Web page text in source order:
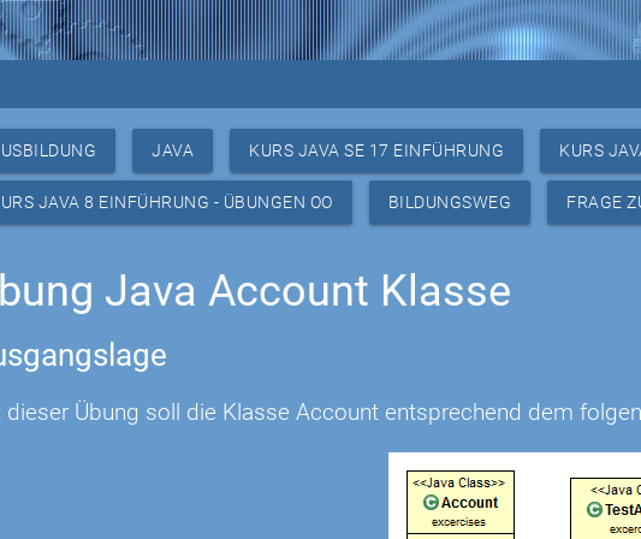
JAVA KURS JAVA SE 17 EINFÜHRUNG KURS
JAVA 8 EINFÜHRUNG - ÜBUNGEN OO BILDUNGSWEG FRAGE
Java Account Klasse
dieser Übung soll die Klasse Account entsprechend dem